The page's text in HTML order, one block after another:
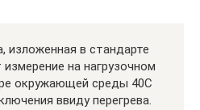
изложенная в стандарте
измерение на нагрузочном
окружающей среды 40С
ввиду перегрева.